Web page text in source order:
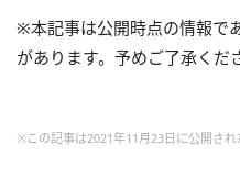
※本記事は公開時点の情報で
があります。予めご了承くだ
※この記事は2021年11月23日に公開され